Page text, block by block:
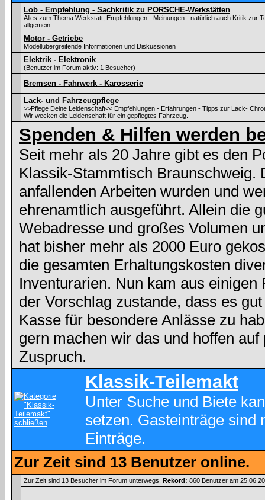
Lob - Empfehlung - Sachkritik zu PORSCHE-Werkstätten
Alles zum Thema Werkstatt, Empfehlungen - Meinungen - natürlich auch Kritik zur
allgemein.
Motor - Getriebe
Modellübergreifende Informationen und Diskussionen
Elektrik - Elektronik
(Benutzer im Forum aktiv: 1 Besucher)
Bremsen - Fahrwerk - Karosserie
Lack- und Fahrzeugpflege
>>Pflege Deine Leidenschaft<< Empfehlungen - Erfahrungen - Tipps zur Lack-
Wir wecken die Leidenschaft für ein gepflegtes Fahrzeug.
Spenden & Hilfen werden
Seit mehr als 20 Jahre gibt es den
Klassik-Stammtisch Braunschweig.
anfallenden Arbeiten wurden und
ehrenamtlich ausgeführt. Allein die
Webadresse und großes Volumen
hat bisher mehr als 2000 Euro
die gesamten Erhaltungskosten
Inventurarien. Nun kam aus einigen
der Vorschlag zustande, dass es
Kasse für besondere Anlässe zu
gern machen wir das und hoffen auf
Zuspruch.
Klassik-Teilemakt
Unter Suche und Biete
setzen. Gasteinträge sind
Einträge.
Zur Zeit sind 13 Benutzer online.
Zur Zeit sind 13 Besucher im Forum unterwegs. Rekord: 860 Benutzer am